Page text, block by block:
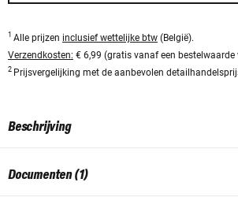
1 Alle prijzen inclusief wettelijke btw (België).
Verzendkosten: € 6,99 (gratis vanaf een bestelwaarde
2 Prijsvergelijking met de aanbevolen
Beschrijving
Documenten (1)